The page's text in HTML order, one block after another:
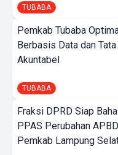
TUBABA
Pemkab Tubaba
Berbasis Data dan
Akuntabel
TUBABA
Fraksi DPRD Siap
PPAS Perubahan
Pemkab Lampung